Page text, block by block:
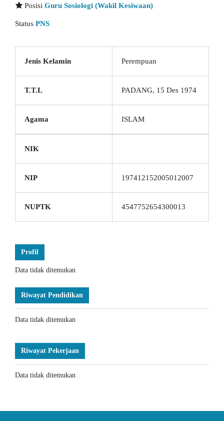
Posisi Guru Sosiologi (Wakil Kesiwaan)
Status PNS
Jenis Kelamin Perempuan
T.T.L PADANG, 15 Des 1974
Agama ISLAM
NIK
NIP 197412152005012007
NUPTK 4547752654300013
Profil
Data tidak ditemukan
Riwayat Pendidikan
Data tidak ditemukan
Riwayat Pekerjaan
Data tidak ditemukan